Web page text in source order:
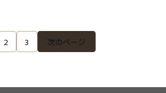
2 3 次のページ